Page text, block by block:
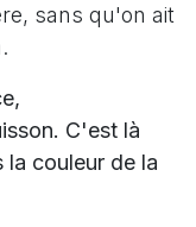
sans qu'on ait
C'est là
couleur de la